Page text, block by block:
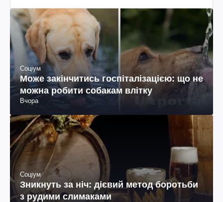
Соціум
Може закінчитись госпіталізацією: що не
можна робити собакам влітку
Вчора
Соціум
Зникнуть за ніч: дієвий метод боротьби
з рудими слимаками